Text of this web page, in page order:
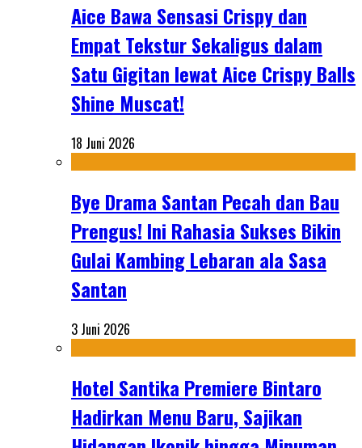
Aice Bawa Sensasi Crispy dan
Empat Tekstur Sekaligus dalam
Satu Gigitan lewat Aice Crispy Balls
Shine Muscat!
18 Juni 2026
Bye Drama Santan Pecah dan Bau
Prengus! Ini Rahasia Sukses Bikin
Gulai Kambing Lebaran ala Sasa
Santan
3 Juni 2026
Hotel Santika Premiere Bintaro
Hadirkan Menu Baru, Sajikan